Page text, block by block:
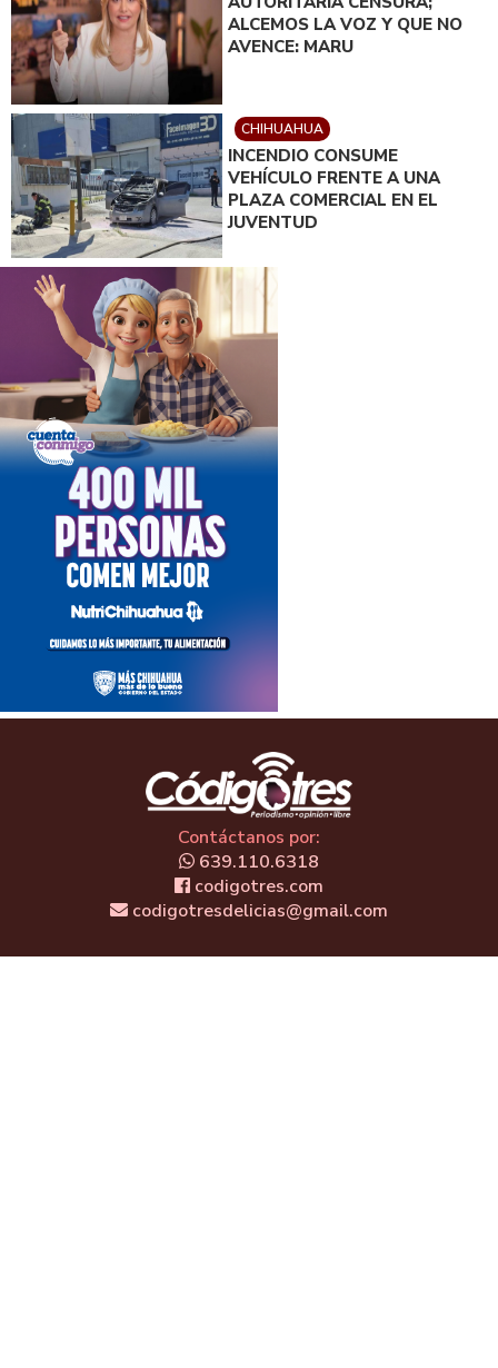
ALCEMOS LA VOZ Y QUE NO
AVENCE: MARU
CHIHUAHUA
INCENDIO CONSUME
VEHÍCULO FRENTE A UNA
PLAZA COMERCIAL EN EL
JUVENTUD
Contáctanos por:
639.110.6318
codigotres.com
codigotresdelicias@gmail.com